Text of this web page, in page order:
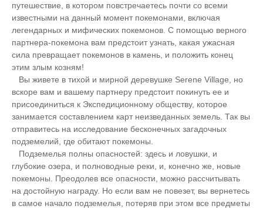
путешествие, в котором повстречаетесь почти со всеми
известными на данный момент покемонами, включая
легендарных и мифических покемонов. С помощью верного
партнера-покемона вам предстоит узнать, какая ужасная
сила превращает покемонов в камень, и положить конец
этим злым козням!
Вы живете в тихой и мирной деревушке Serene Village, но
вскоре вам и вашему партнеру предстоит покинуть ее и
присоединиться к Экспедиционному обществу, которое
занимается составлением карт неизведанных земель. Так вы
отправитесь на исследование бесконечных загадочных
подземелий, где обитают покемоны.
Подземелья полны опасностей: здесь и ловушки, и
глубокие озера, и полноводные реки, и, конечно же, новые
покемоны. Преодолев все опасности, можно рассчитывать
на достойную награду. Но если вам не повезет, вы вернетесь
в самое начало подземелья, потеряв при этом все предметы